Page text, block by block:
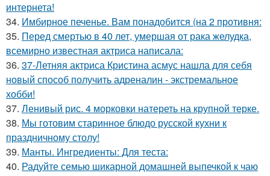
интернета!
34. Имбирное печенье. Вам понадобится (на 2 противня:
35. Перед смертью в 40 лет, умершая от рака желудка,
всемирно известная актриса написала:
36. 37-Летняя актриса Кристина асмус нашла для себя
новый способ получить адреналин - экстремальное
хобби!
37. Ленивый рис. 4 морковки натереть на крупной терке.
38. Мы готовим старинное блюдо русской кухни к
праздничному столу!
39. Манты. Ингредиенты: Для теста:
40. Радуйте семью шикарной домашней выпечкой к чаю